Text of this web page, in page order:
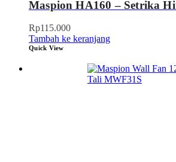
Maspion HA160 – Setrika
Rp115.000
Tambah ke keranjang
Quick View